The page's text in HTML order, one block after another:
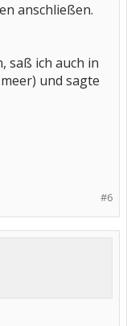
anschließen.
saß ich auch in
und sagte
#6